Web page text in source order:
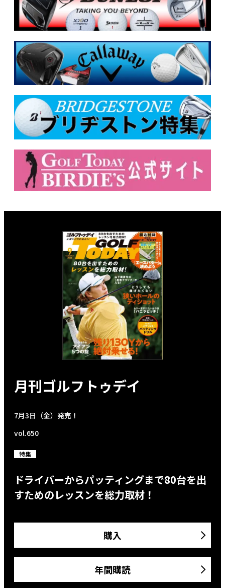
月刊ゴルフトゥデイ
7月3日（金）発売！
vol.650
特集
ドライバーからパッティングまで80台を出
すためのレッスンを総力取材！
購入
年間購読